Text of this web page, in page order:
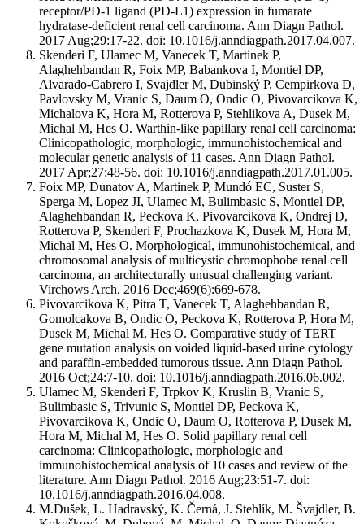
receptor/PD-1 ligand (PD-L1) expression in fumarate
hydratase-deficient renal cell carcinoma. Ann Diagn Pathol.
2017 Aug;29:17-22. doi: 10.1016/j.anndiagpath.2017.04.007.
Skenderi F, Ulamec M, Vanecek T, Martinek P,
Alaghehbandan R, Foix MP, Babankova I, Montiel DP,
Alvarado-Cabrero I, Svajdler M, Dubinský P, Cempirkova D,
Pavlovsky M, Vranic S, Daum O, Ondic O, Pivovarcikova K,
Michalova K, Hora M, Rotterova P, Stehlikova A, Dusek M,
Michal M, Hes O. Warthin-like papillary renal cell carcinoma:
Clinicopathologic, morphologic, immunohistochemical and
molecular genetic analysis of 11 cases. Ann Diagn Pathol.
2017 Apr;27:48-56. doi: 10.1016/j.anndiagpath.2017.01.005.
Foix MP, Dunatov A, Martinek P, Mundó EC, Suster S,
Sperga M, Lopez JI, Ulamec M, Bulimbasic S, Montiel DP,
Alaghehbandan R, Peckova K, Pivovarcikova K, Ondrej D,
Rotterova P, Skenderi F, Prochazkova K, Dusek M, Hora M,
Michal M, Hes O. Morphological, immunohistochemical, and
chromosomal analysis of multicystic chromophobe renal cell
carcinoma, an architecturally unusual challenging variant.
Virchows Arch. 2016 Dec;469(6):669-678.
Pivovarcikova K, Pitra T, Vanecek T, Alaghehbandan R,
Gomolcakova B, Ondic O, Peckova K, Rotterova P, Hora M,
Dusek M, Michal M, Hes O. Comparative study of TERT
gene mutation analysis on voided liquid-based urine cytology
and paraffin-embedded tumorous tissue. Ann Diagn Pathol.
2016 Oct;24:7-10. doi: 10.1016/j.anndiagpath.2016.06.002.
Ulamec M, Skenderi F, Trpkov K, Kruslin B, Vranic S,
Bulimbasic S, Trivunic S, Montiel DP, Peckova K,
Pivovarcikova K, Ondic O, Daum O, Rotterova P, Dusek M,
Hora M, Michal M, Hes O. Solid papillary renal cell
carcinoma: Clinicopathologic, morphologic and
immunohistochemical analysis of 10 cases and review of the
literature. Ann Diagn Pathol. 2016 Aug;23:51-7. doi:
10.1016/j.anndiagpath.2016.04.008.
M.Dušek, L. Hadravský, K. Černá, J. Stehlík, M. Švajdler, B.